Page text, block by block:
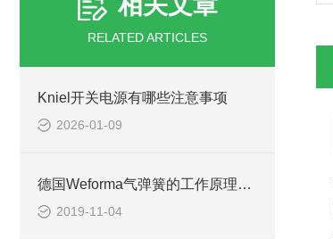
RELATED ARTICLES
Kniel开关电源有哪些注意事项
2026-01-09
德国Weforma气弹簧的工作原理是什么
2019-11-04